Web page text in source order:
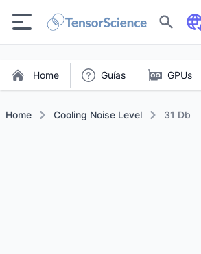
Buscar
Home Guías GPUs
Home Cooling Noise Level 31 Db